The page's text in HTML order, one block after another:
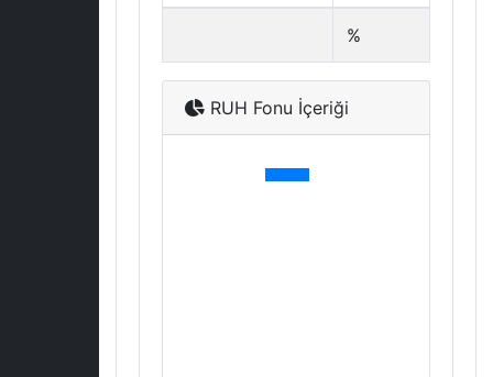
%
RUH Fonu İçeriği